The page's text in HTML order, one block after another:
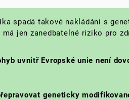
spadá takové nakládání s
jen zanedbatelné riziko pro
uvnitř Evropské unie není
geneticky